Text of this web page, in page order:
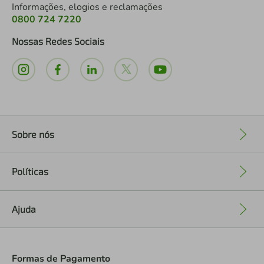
Informações, elogios e reclamações
0800 724 7220
Nossas Redes Sociais
Sobre nós
Políticas
Ajuda
Formas de Pagamento